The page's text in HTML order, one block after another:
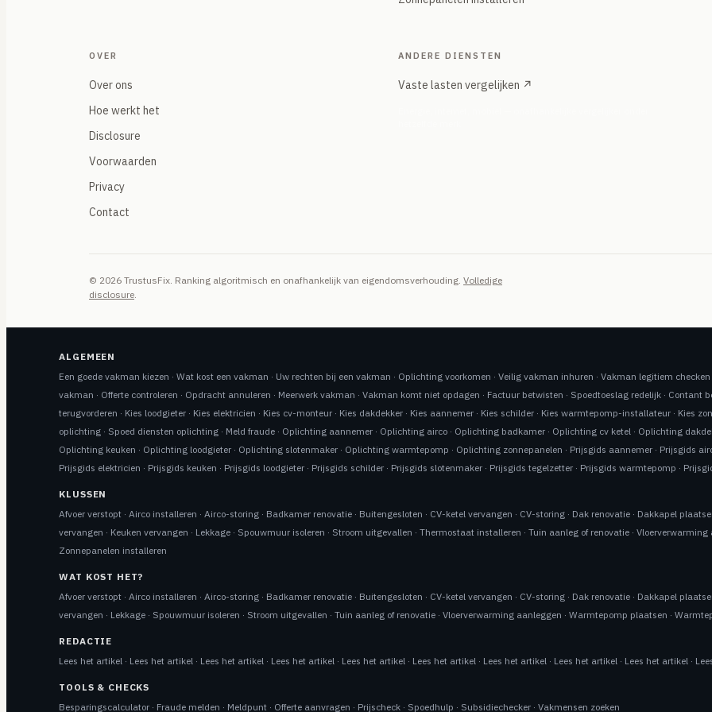
OVER
Over ons
Hoe werkt het
Disclosure
Voorwaarden
Privacy
Contact
ANDERE DIENSTEN
Vaste lasten vergelijken ↗
© 2026 TrustusFix. Ranking algoritmisch en onafhankelijk van eigendomsverhouding. Volledige
disclosure
ALGEMEEN
Een goede vakman kiezen ·Wat kost een vakman · Uw rechten bij een vakman · Oplichting voorkomen ·Veilig vakman inhuren ·Vakman legitiem checken
vakman · Offerte controleren · Opdracht annuleren · Meerwerk vakman ·Vakman komt niet opdagen · Factuur betwisten · Spoedtoeslag redelijk · Contant
terugvorderen · Kies loodgieter · Kies elektricien · Kies cv-monteur · Kies dakdekker · Kies aannemer · Kies schilder · Kies warmtepomp-installateur · Kies
oplichting · Spoed diensten oplichting · Meld fraude · Oplichting aannemer · Oplichting airco · Oplichting badkamer · Oplichting cv ketel · Oplichting
Oplichting keuken · Oplichting loodgieter · Oplichting slotenmaker · Oplichting warmtepomp · Oplichting zonnepanelen · Prijsgids aannemer · Prijsgids
Prijsgids elektricien · Prijsgids keuken · Prijsgids loodgieter · Prijsgids schilder · Prijsgids slotenmaker · Prijsgids tegelzetter · Prijsgids warmtepomp ·
KLUSSEN
Afvoer verstopt ·Airco installeren ·Airco-storing · Badkamer renovatie · Buitengesloten · CV-ketel vervangen · CV-storing · Dak renovatie · Dakkapel
vervangen · Keuken vervangen · Lekkage · Spouwmuur isoleren · Stroom uitgevallen ·Thermostaat installeren ·Tuin aanleg of renovatie ·Vloerverwarming
Zonnepanelen installeren
WAT KOST HET?
Afvoer verstopt ·Airco installeren ·Airco-storing · Badkamer renovatie · Buitengesloten · CV-ketel vervangen · CV-storing · Dak renovatie · Dakkapel
vervangen · Lekkage · Spouwmuur isoleren · Stroom uitgevallen ·Tuin aanleg of renovatie ·Vloerverwarming aanleggen ·Warmtepomp plaatsen ·
REDACTIE
Lees het artikel · Lees het artikel · Lees het artikel · Lees het artikel · Lees het artikel · Lees het artikel · Lees het artikel · Lees het artikel · Lees het artikel ·
TOOLS & CHECKS
Besparingscalculator · Fraude melden · Meldpunt · Offerte aanvragen · Prijscheck · Spoedhulp · Subsidiechecker ·Vakmensen zoeken